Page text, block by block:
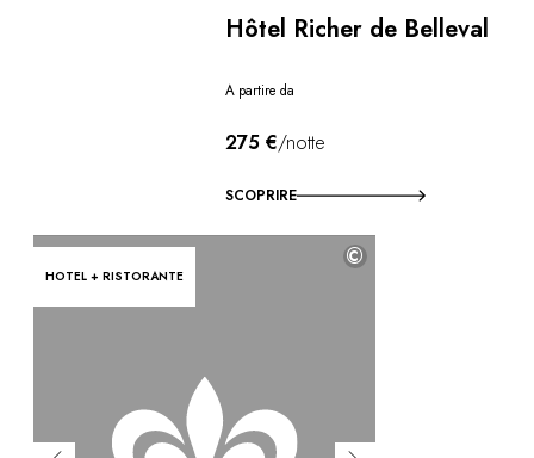
Hôtel Richer de Belleval
A partire da
275 €/notte
SCOPRIRE
HOTEL + RISTORANTE
©